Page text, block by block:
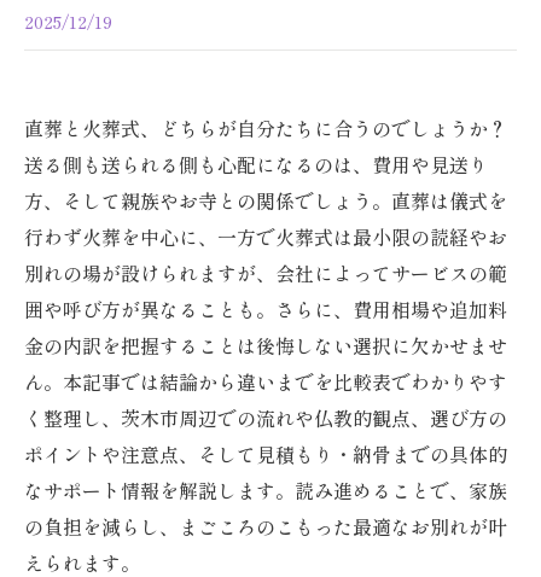
2025/12/19
直葬と火葬式、どちらが自分たちに合うのでしょうか？
送る側も送られる側も心配になるのは、費用や見送り
方、そして親族やお寺との関係でしょう。直葬は儀式を
行わず火葬を中心に、一方で火葬式は最小限の読経やお
別れの場が設けられますが、会社によってサービスの範
囲や呼び方が異なることも。さらに、費用相場や追加料
金の内訳を把握することは後悔しない選択に欠かせませ
ん。本記事では結論から違いまでを比較表でわかりやす
く整理し、茨木市周辺での流れや仏教的観点、選び方の
ポイントや注意点、そして見積もり・納骨までの具体的
なサポート情報を解説します。読み進めることで、家族
の負担を減らし、まごころのこもった最適なお別れが叶
えられます。